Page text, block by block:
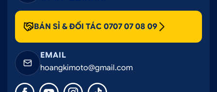
BÁN SỈ & ĐỐI TÁC 0707 07 08 09
EMAIL
hoangkimoto@gmail.com